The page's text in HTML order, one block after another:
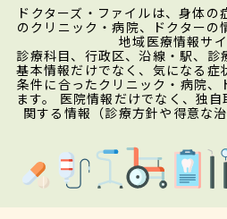
ドクターズ・ファイルは、身体
のクリニック・病院、ドクターの
地域医療情報サイ
診療科目、行政区、沿線・駅、診
基本情報だけでなく、気になる症
条件に合ったクリニック・病院、
ます。 医院情報だけでなく、独
関する情報（診療方針や得意な